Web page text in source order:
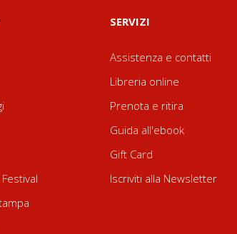
SERVIZI
Assistenza e contatti
Libreria online
Prenota e ritira
Guida all'ebook
Gift Card
Iscriviti alla Newsletter